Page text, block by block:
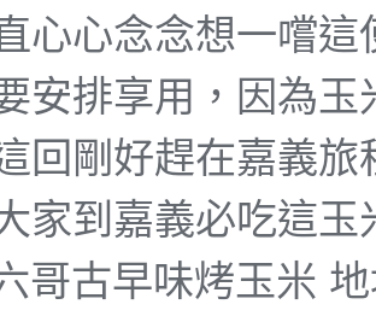
心心念念想一嚐
安排享用，因為
回剛好趕在嘉義
家到嘉義必吃這
哥古早味烤玉米